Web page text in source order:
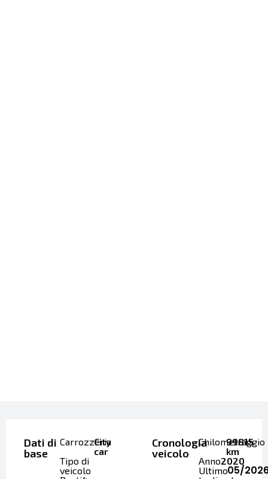
Dati di
base
Carrozzeria
City
car
Tipo di
veicolo
Cronologia
veicolo
Chilometraggio
99815
km
Anno2020
Ultimo05/